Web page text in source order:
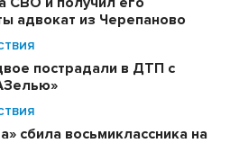
адвокат из Черепаново
пострадали в ДТП с
сбила восьмиклассника на